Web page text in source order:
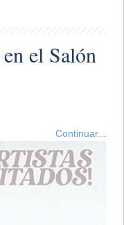
el Salón
Continuar...